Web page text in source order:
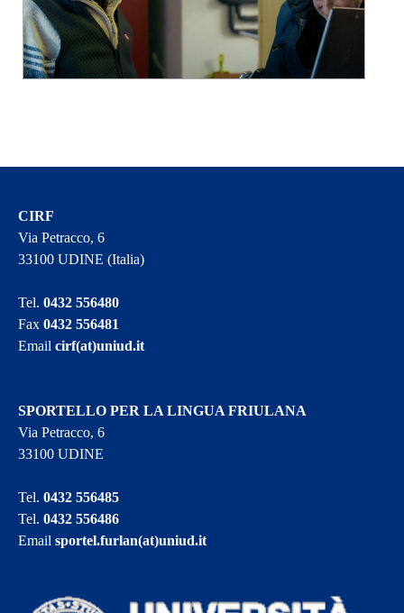
CIRF
Via Petracco, 6
33100 UDINE (Italia)
Tel.0432 556480
Fax0432 556481
Emailcirf(at)uniud.it
SPORTELLO PER LA LINGUA FRIULANA
Via Petracco, 6
33100 UDINE
Tel.0432 556485
Tel.0432 556486
Emailsportel.furlan(at)uniud.it